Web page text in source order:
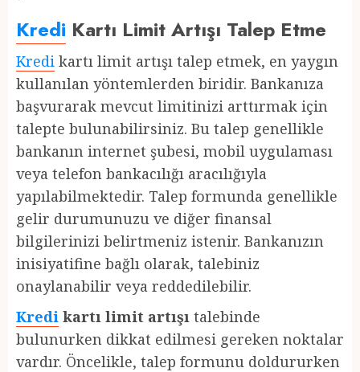
Kredi Kartı Limit Artışı Talep Etme
Kredi kartı limit artışı talep etmek, en yaygın
kullanılan yöntemlerden biridir. Bankanıza
başvurarak mevcut limitinizi arttırmak için
talepte bulunabilirsiniz. Bu talep genellikle
bankanın internet şubesi, mobil uygulaması
veya telefon bankacılığı aracılığıyla
yapılabilmektedir. Talep formunda genellikle
gelir durumunuzu ve diğer finansal
bilgilerinizi belirtmeniz istenir. Bankanızın
inisiyatifine bağlı olarak, talebiniz
onaylanabilir veya reddedilebilir.
Kredi kartı limit artışı talebinde
bulunurken dikkat edilmesi gereken noktalar
vardır. Öncelikle, talep formunu doldururken